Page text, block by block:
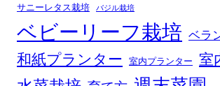
サニーレタス栽培 バジル栽培
ベビーリーフ栽培 ベラ
和紙プランター 室内プランター 室